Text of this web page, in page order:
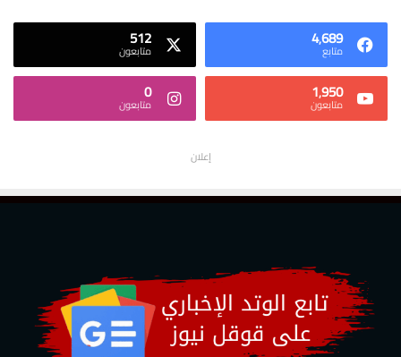
4٬689
متابع 512
متابعون
1٬950
متابعون 0
متابعون
إعلان